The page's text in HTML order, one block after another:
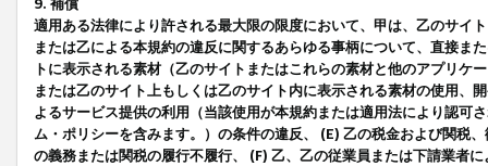
9. 補償
適用ある法律により許される最大限の限度において、甲は、乙のサイ
または乙による本規約の違反に関するあらゆる事柄について、直接ま
トに表示される素材（乙のサイトまたはこれらの素材と他のアプリ
または乙のサイト上もしくは乙のサイト内に表示される素材の使用、
よるサービス提供の利用（当該使用が本規約または適用法により認可
ム・ポリシーを含みます。）の条件の違反、 (E) 乙の税金および関税
の義務または関税の履行不履行、 (F) 乙、乙の従業員または下請業者